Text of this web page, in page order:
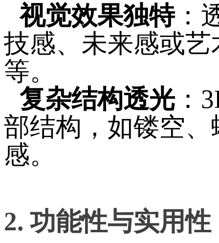
视觉效果独特 ：
技感、未来感或
等。
复杂结构透光 ：
部结构，如镂空
感。
2. 功能性与实用性